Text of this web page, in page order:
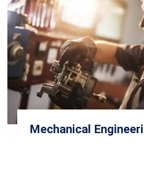
Mechanical